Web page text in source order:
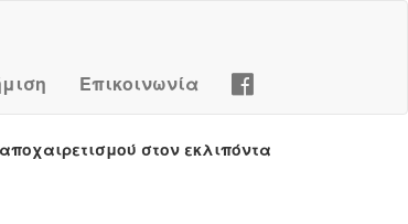
Επικοινωνία
στον εκλιπόντα